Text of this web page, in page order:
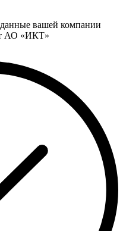
вашей компании
АО «ИКТ»